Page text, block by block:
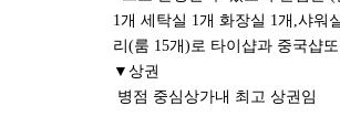
1개 세탁실 1개 화장실 1개,샤워
리(룸 15개)로 타이샵과 중국샵
▼상권
병점 중심상가내 최고 상권임